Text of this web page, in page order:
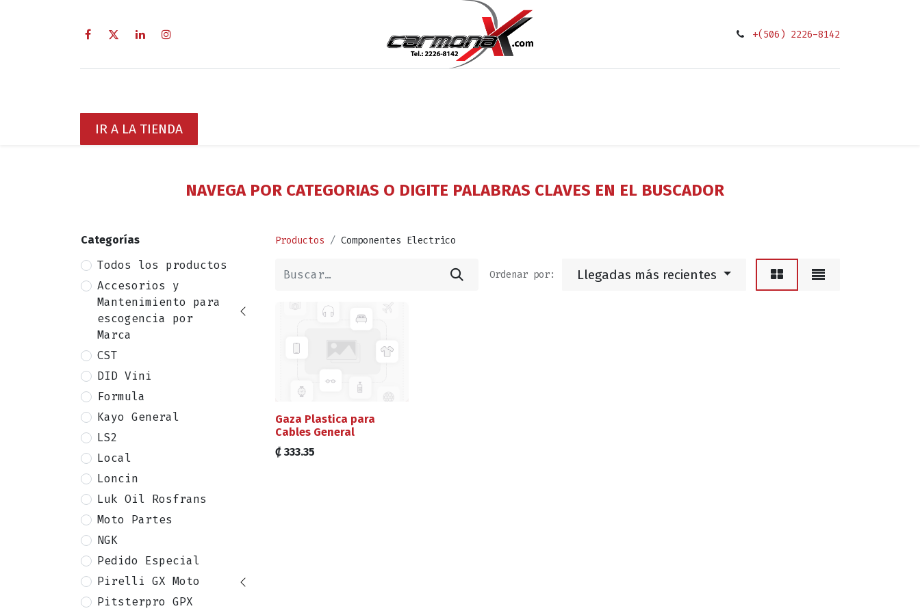
+(506) 2226-8142
IR A LA TIENDA
NAVEGA POR CATEGORIAS O DIGITE PALABRAS CLAVES EN EL BUSCADOR
Categorías
Todos los productos
Accesorios y
Mantenimiento para
escogencia por
Marca
CST
DID Vini
Formula
Kayo General
LS2
Local
Loncin
Luk Oil Rosfrans
Moto Partes
NGK
Pedido Especial
Pirelli GX Moto
Pitsterpro GPX
Productos Componentes Electrico
Ordenar por: Llegadas más recientes
Gaza Plastica para
Cables General
₡ 333.35